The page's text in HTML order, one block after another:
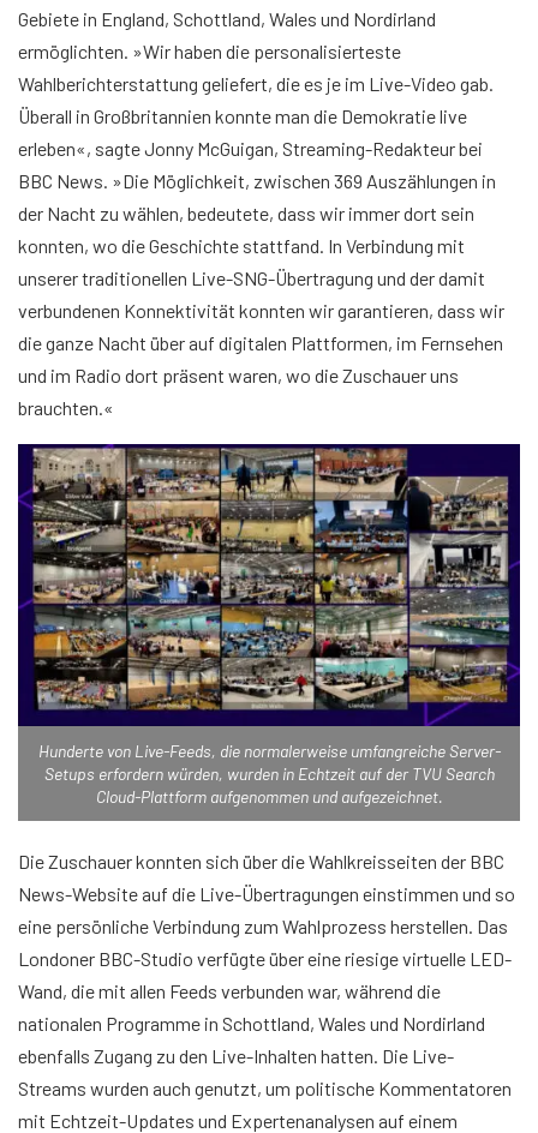
Gebiete in England, Schottland, Wales und Nordirland
ermöglichten. »Wir haben die personalisierteste
Wahlberichterstattung geliefert, die es je im Live-Video gab.
Überall in Großbritannien konnte man die Demokratie live
erleben«, sagte Jonny McGuigan, Streaming-Redakteur bei
BBC News. »Die Möglichkeit, zwischen 369 Auszählungen in
der Nacht zu wählen, bedeutete, dass wir immer dort sein
konnten, wo die Geschichte stattfand. In Verbindung mit
unserer traditionellen Live-SNG-Übertragung und der damit
verbundenen Konnektivität konnten wir garantieren, dass wir
die ganze Nacht über auf digitalen Plattformen, im Fernsehen
und im Radio dort präsent waren, wo die Zuschauer uns
brauchten.«
Hunderte von Live-Feeds, die normalerweise umfangreiche Server-
Setups erfordern würden, wurden in Echtzeit auf der TVU Search
Cloud-Plattform aufgenommen und aufgezeichnet.
Die Zuschauer konnten sich über die Wahlkreisseiten der BBC
News-Website auf die Live-Übertragungen einstimmen und so
eine persönliche Verbindung zum Wahlprozess herstellen. Das
Londoner BBC-Studio verfügte über eine riesige virtuelle LED-
Wand, die mit allen Feeds verbunden war, während die
nationalen Programme in Schottland, Wales und Nordirland
ebenfalls Zugang zu den Live-Inhalten hatten. Die Live-
Streams wurden auch genutzt, um politische Kommentatoren
mit Echtzeit-Updates und Expertenanalysen auf einem